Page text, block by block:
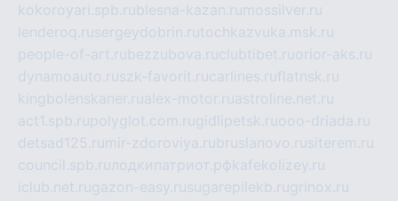
kokoroyari.spb.rublesna-kazan.ru mossilver.ru
lenderoq.rusergeydobrin.rutochkazvuka.msk.ru
people-of-art.rubezzubova.ruclubtibet.ruorior-aks.ru
dynamoauto.ruszk-favorit.rucarlines.ruflatnsk.ru
kingbolenskaner.rualex-motor.ruastroline.net.ru
act1.spb.rupolyglot.com.rugidlipetsk.ruooo-driada.ru
detsad125.ru mir-zdoroviya.rubruslanovo.rusiterem.ru
council.spb.ruлодкипатриот.рфkafekolizey.ru
iclub.net.rugazon-easy.rusugarepilekb.rugrinox.ru